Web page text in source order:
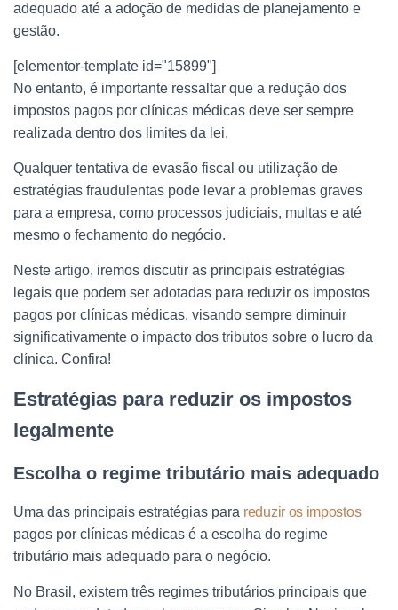
adequado até a adoção de medidas de planejamento e
gestão.
[elementor-template id="15899"]
No entanto, é importante ressaltar que a redução dos
impostos pagos por clínicas médicas deve ser sempre
realizada dentro dos limites da lei.
Qualquer tentativa de evasão fiscal ou utilização de
estratégias fraudulentas pode levar a problemas graves
para a empresa, como processos judiciais, multas e até
mesmo o fechamento do negócio.
Neste artigo, iremos discutir as principais estratégias
legais que podem ser adotadas para reduzir os impostos
pagos por clínicas médicas, visando sempre diminuir
significativamente o impacto dos tributos sobre o lucro da
clínica. Confira!
Estratégias para reduzir os impostos
legalmente
Escolha o regime tributário mais adequado
Uma das principais estratégias para reduzir os impostos
pagos por clínicas médicas é a escolha do regime
tributário mais adequado para o negócio.
No Brasil, existem três regimes tributários principais que